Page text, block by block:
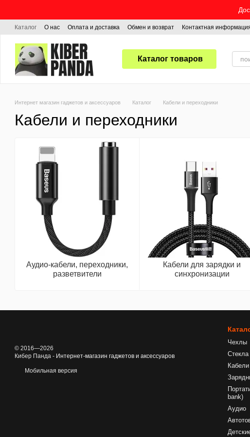
Каталог О нас Оплата и доставка Обмен и возврат Контактная
Каталог товаров
Интернет магазин гаджетов и аксессуаров Каталог Кабели и переходники
Кабели и переходники
Аудио-кабели, переходники,
разветвители
Кабели для зарядки и
синхронизации
© 2016—2026
Кибер Панда - Интернет-магазин гаджетов и аксессуаров
Мобильная версия
Чехлы
Стекла
bank)
Аудио